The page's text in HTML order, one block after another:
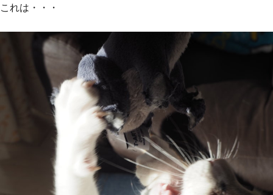
これは・・・